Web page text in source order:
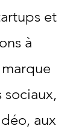
et
à
sociaux,
aux